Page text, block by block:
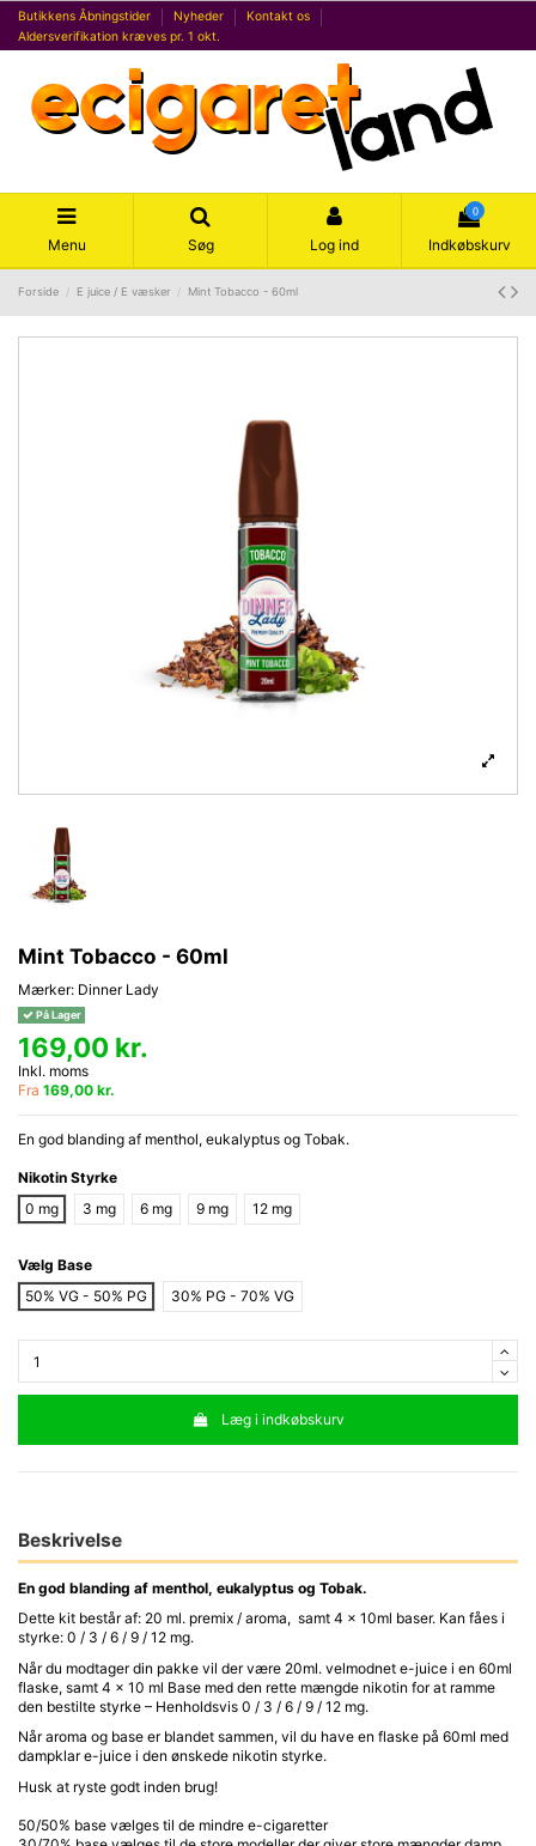
Butikkens Åbningstider Nyheder
Kontakt os
Aldersverifikation kræves pr. 1 okt.
Menu Søg Log ind
0
Indkøbskurv
Forside E juice / E væsker Mint Tobacco - 60ml
Mint Tobacco - 60ml
Mærker: Dinner Lady
På Lager
169,00 kr.
Inkl. moms
Fra 169,00 kr.
En god blanding af menthol, eukalyptus og Tobak.
Nikotin Styrke
0 mg
3 mg 6 mg 9 mg 12 mg
Vælg Base
50% VG - 50% PG
30% PG - 70% VG
Læg i indkøbskurv
Beskrivelse
En god blanding af menthol, eukalyptus og Tobak.
Dette kit består af: 20 ml. premix / aroma, samt 4 x 10ml baser. Kan fåes i
styrke: 0 / 3 / 6 / 9 / 12 mg.
Når du modtager din pakke vil der være 20ml. velmodnet e-juice i en 60ml
flaske, samt 4 x 10 ml Base med den rette mængde nikotin for at ramme
den bestilte styrke – Henholdsvis 0 / 3 / 6 / 9 / 12 mg.
Når aroma og base er blandet sammen, vil du have en flaske på 60ml med
dampklar e-juice i den ønskede nikotin styrke.
Husk at ryste godt inden brug!
50/50% base vælges til de mindre e-cigaretter